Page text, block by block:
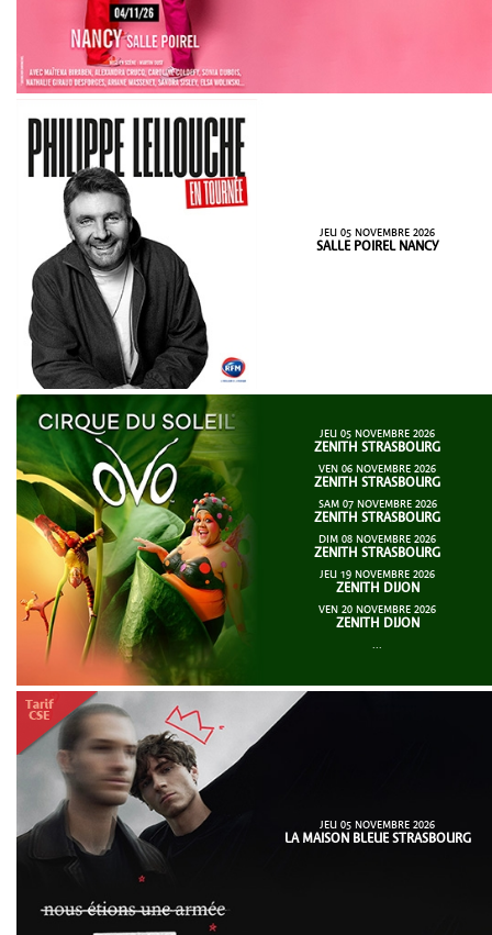
JEU 05 NOVEMBRE 2026
SALLE POIREL NANCY
JEU 05 NOVEMBRE 2026
ZENITH STRASBOURG
VEN 06 NOVEMBRE 2026
ZENITH STRASBOURG
SAM 07 NOVEMBRE 2026
ZENITH STRASBOURG
DIM 08 NOVEMBRE 2026
ZENITH STRASBOURG
JEU 19 NOVEMBRE 2026
ZENITH DIJON
VEN 20 NOVEMBRE 2026
ZENITH DIJON
...
JEU 05 NOVEMBRE 2026
LA MAISON BLEUE STRASBOURG